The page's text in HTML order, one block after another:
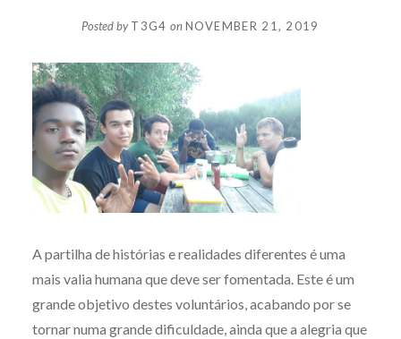
Posted byT3G4 onNOVEMBER 21, 2019
A partilha de histórias e realidades diferentes é uma
mais valia humana que deve ser fomentada. Este é um
grande objetivo destes voluntários, acabando por se
tornar numa grande dificuldade, ainda que a alegria que